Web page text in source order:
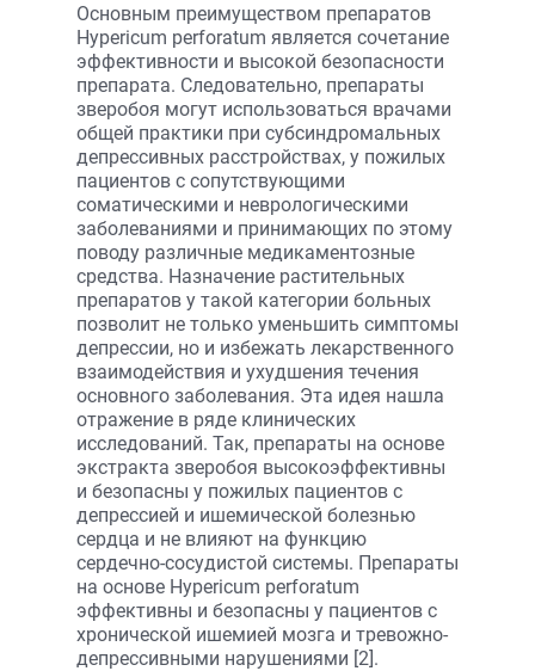
Основным преимуществом препаратов
Hypericum perforatum является сочетание
эффективности и высокой безопасности
препарата. Следовательно, препараты
зверобоя могут использоваться врачами
общей практики при субсиндромальных
депрессивных расстройствах, у пожилых
пациентов с сопутствующими
соматическими и неврологическими
заболеваниями и принимающих по этому
поводу различные медикаментозные
средства. Назначение растительных
препаратов у такой категории больных
позволит не только уменьшить симптомы
депрессии, но и избежать лекарственного
взаимодействия и ухудшения течения
основного заболевания. Эта идея нашла
отражение в ряде клинических
исследований. Так, препараты на основе
экстракта зверобоя высокоэффективны
и безопасны у пожилых пациентов с
депрессией и ишемической болезнью
сердца и не влияют на функцию
сердечно-сосудистой системы. Препараты
на основе Hypericum perforatum
эффективны и безопасны у пациентов с
хронической ишемией мозга и тревожно-
депрессивными нарушениями [2].